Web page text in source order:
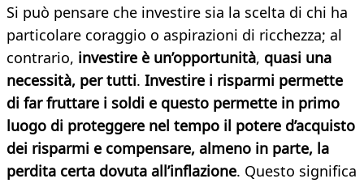
Si può pensare che investire sia la scelta di chi ha
particolare coraggio o aspirazioni di ricchezza; al
contrario, investire è un’opportunità, quasi una
necessità, per tutti. Investire i risparmi permette
di far fruttare i soldi e questo permette in primo
luogo di proteggere nel tempo il potere d’acquisto
dei risparmi e compensare, almeno in parte, la
perdita certa dovuta all’inflazione. Questo significa